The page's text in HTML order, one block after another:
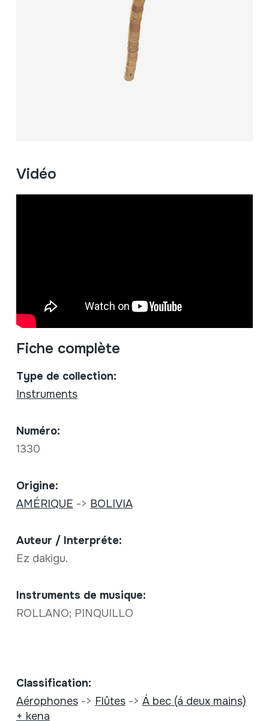
Vidéo
Fiche complète
Type de collection:
Instruments
Numéro:
1330
Origine:
AMÉRIQUE -> BOLIVIA
Auteur / Interpréte:
Ez dakigu.
Instruments de musique:
ROLLANO; PINQUILLO
Classification:
Aérophones-> Flûtes-> Á bec (á deux mains)
+ kena